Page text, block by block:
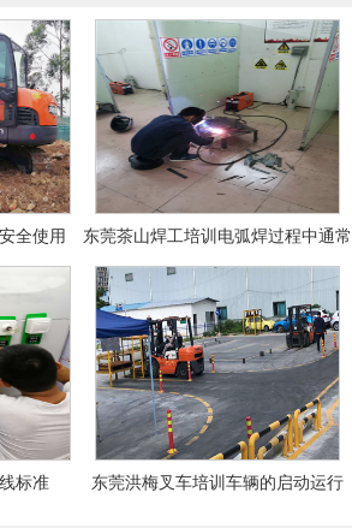
全使用
东莞茶山焊工培训电弧焊过程中通常
会采取以下措施
标准 东莞洪梅叉车培训车辆的启动运行